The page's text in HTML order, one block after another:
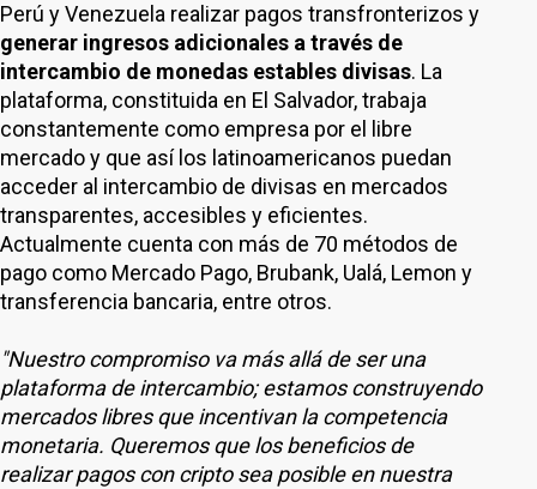
Perú y Venezuela realizar pagos transfronterizos y
generar ingresos adicionales a través de
intercambio de monedas estables divisas. La
plataforma, constituida en El Salvador, trabaja
constantemente como empresa por el libre
mercado y que así los latinoamericanos puedan
acceder al intercambio de divisas en mercados
transparentes, accesibles y eficientes.
Actualmente cuenta con más de 70 métodos de
pago como Mercado Pago, Brubank, Ualá, Lemon y
transferencia bancaria, entre otros.
"Nuestro compromiso va más allá de ser una
plataforma de intercambio; estamos construyendo
mercados libres que incentivan la competencia
monetaria. Queremos que los beneficios de
realizar pagos con cripto sea posible en nuestra